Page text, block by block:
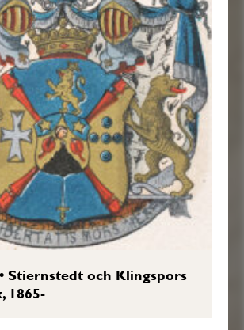
•Stiernstedt och Klingspors
1865-